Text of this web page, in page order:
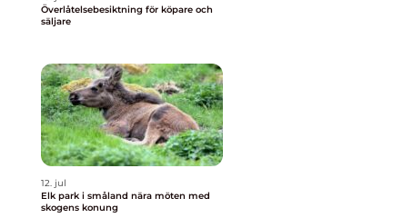
Överlåtelsebesiktning för köpare och
säljare
12. jul
Elk park i småland nära möten med
skogens konung